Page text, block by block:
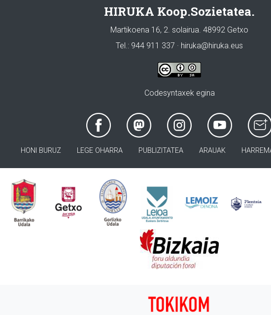
HIRUKA Koop.Sozietatea.
Martikoena 16, 2. solairua. 48992 Getxo
Tel.: 944 911 337 · hiruka@hiruka.eus
Codesyntaxek egina
HONI BURUZ LEGE OHARRA PUBLIZITATEA ARAUAK